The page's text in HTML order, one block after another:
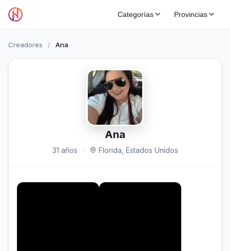
Categorías Provincias
Creadores / Ana
Ana
31 años · Florida, Estados Unidos